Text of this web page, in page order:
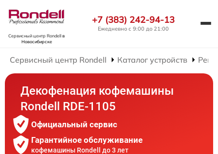
Сервисный центр Rondellв
Новосибирске
+7 (383) 242-94-13
Ежедневно с 9:00 до 21:00
Сервисный центр Rondell Каталог устройств
Декофенация кофемашины
Rondell RDE-1105
Официальный сервис
Гарантийное обслуживание
кофемашины Rondell до 3 лет